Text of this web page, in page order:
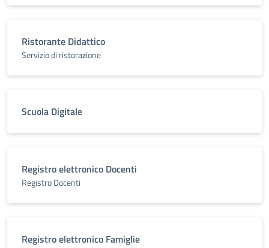
Ristorante Didattico
Servizio di ristorazione
Scuola Digitale
Registro elettronico Docenti
Registro Docenti
Registro elettronico Famiglie